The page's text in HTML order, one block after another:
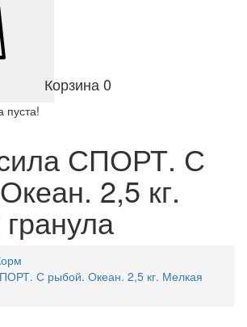
Корзина0
пуста!
СПОРТ. С
2,5 кг.
С рыбой. Океан. 2,5 кг. Мелкая